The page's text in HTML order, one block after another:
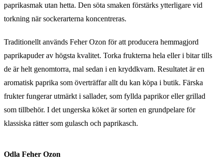
paprikasmak utan hetta. Den söta smaken förstärks ytterligare vid
torkning när sockerarterna koncentreras.
Traditionellt används Feher Ozon för att producera hemmagjord
paprikapuder av högsta kvalitet. Torka frukterna hela eller i bitar tills
de är helt genomtorra, mal sedan i en kryddkvarn. Resultatet är en
aromatisk paprika som överträffar allt du kan köpa i butik. Färska
frukter fungerar utmärkt i sallader, som fyllda paprikor eller grillad
som tillbehör. I det ungerska köket är sorten en grundpelare för
klassiska rätter som gulasch och paprikasch.
Odla Feher Ozon